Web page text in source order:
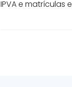
IPVA e matrículas